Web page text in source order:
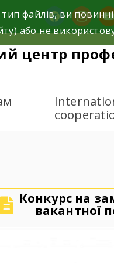
facebook
центр
Конкурс на
вакантної
файлів, ви
або не